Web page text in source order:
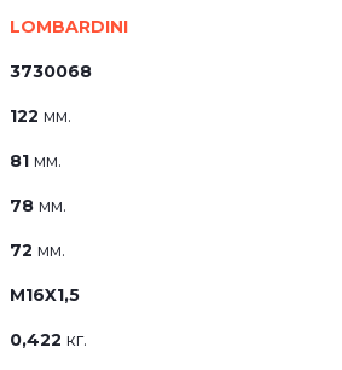
LOMBARDINI
3730068
122 мм.
81 мм.
78 мм.
72 мм.
M16X1,5
0,422 кг.